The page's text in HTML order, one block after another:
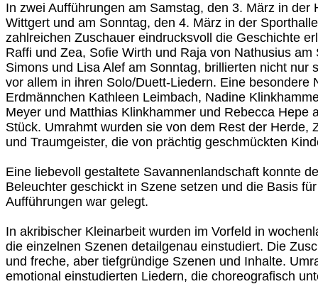
In zwei Aufführungen am Samstag, den 3. März in der
Wittgert und am Sonntag, den 4. März in der
zahlreichen Zuschauer eindrucksvoll die Geschichte
Raffi und Zea, Sofie Wirth und Raja von Nathusius am
Simons und Lisa Alef am Sonntag, brillierten nicht nur
vor allem in ihren Solo/Duett-Liedern. Eine besondere
Erdmännchen Kathleen Leimbach, Nadine
Meyer und Matthias Klinkhammer und Rebecca Hepe
Stück. Umrahmt wurden sie von dem Rest der Herde,
und Traumgeister, die von prächtig geschmückten
Eine liebevoll gestaltete Savannenlandschaft konnte
Beleuchter geschickt in Szene setzen und die Basis
Aufführungen war gelegt.
In akribischer Kleinarbeit wurden im Vorfeld in
die einzelnen Szenen detailgenau einstudiert. Die
und freche, aber tiefgründige Szenen und Inhalte.
emotional einstudierten Liedern, die choreografisch